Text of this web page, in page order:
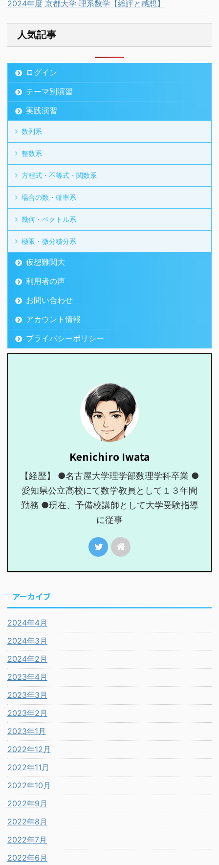
2024年度 京都大学 理系数学【総評と感想】
人気記事
ログイン
テーマ別演習
実践演習
数列系
整数系
方程式・不等式・関数系
場合の数・確率系
幾何・ベクトル系
極限・微分積分系
仮想難関大
利用者の声
お問い合わせ
アカウント情報
プライバシーポリシー
Kenichiro Iwata
【経歴】 ●名古屋大学理学部数理学科卒業 ●
愛知県公立高校にて数学教員として１３年間
勤務 ●現在、予備校講師として大学受験指導
に従事
アーカイブ
2024年4月
2024年3月
2024年2月
2023年4月
2023年3月
2023年2月
2023年1月
2022年12月
2022年11月
2022年10月
2022年9月
2022年8月
2022年7月
2022年6月